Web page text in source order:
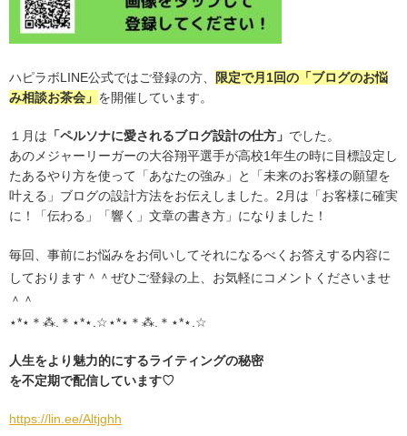
ハピラボLINE公式ではご登録の方、
限定で月1回の「ブログのお悩
み相談お茶会」 を開催しています。
１月は 「ペルソナに愛されるブログ設計の仕方」 でした。
あのメジャーリーガーの大谷翔平選手が高校1年生の時に目標設定し
たあるやり方を使って「あなたの強み」と「未来のお客様の願望を
叶える」ブログの設計方法をお伝えしました。2月は「お客様に確実
に！「伝わる」「響く」文章の書き方」になりました！
毎回、事前にお悩みをお伺いしてそれになるべくお答えする内容に
しております＾＾ぜひご登録の上、お気軽にコメントくださいませ
＾＾
⋆*⋆＊⁂.＊⋆*⋆.☆⋆*⋆＊⁂.＊⋆*⋆.☆
人生をより魅力的にするライティングの秘密
を不定期で配信しています♡
https://lin.ee/Altjghh